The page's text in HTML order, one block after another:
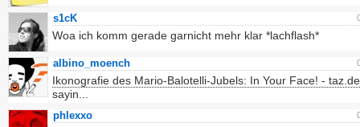
s1cK
Woa ich komm gerade garnicht mehr klar *lachflash*
albino_moench
Ikonografie des Mario-Balotelli-Jubels: In Your Face! - taz.de
sayin...
phlexxo